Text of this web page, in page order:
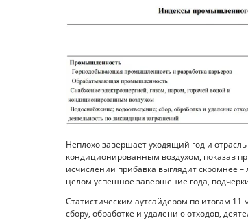
Неплохо завершает уходящий год и
кондиционированным воздухом, показав
исчислении прибавка выглядит скромнее –
целом успешное завершение года,
Статистическим аутсайдером по итогам
сбору, обработке и удалению отходов,